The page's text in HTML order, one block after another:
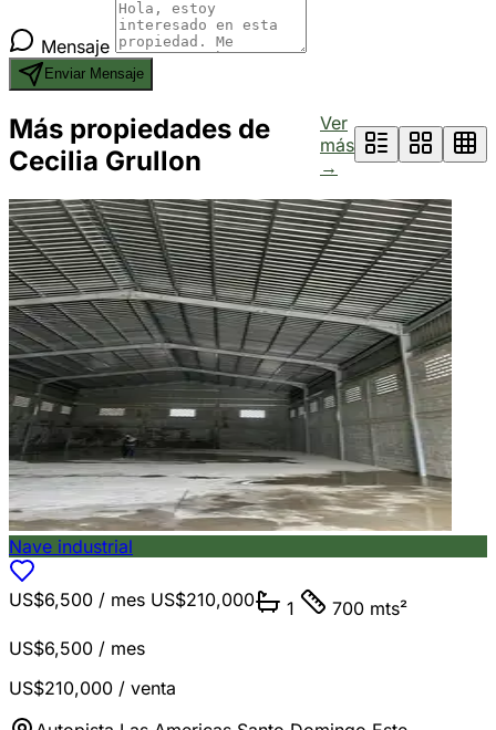
Mensaje
Enviar Mensaje
Más propiedades de
Cecilia Grullon
Ver
más
→
Nave industrial
US$6,500 / mes US$210,000 1
700 mts²
US$6,500 / mes
US$210,000 / venta